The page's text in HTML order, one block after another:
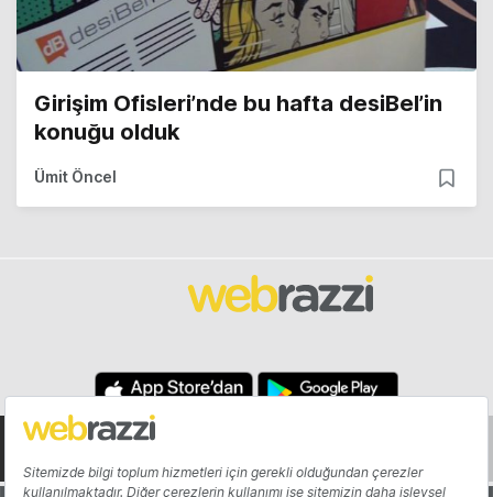
Girişim Ofisleri’nde bu hafta desiBel’in
konuğu olduk
Ümit Öncel